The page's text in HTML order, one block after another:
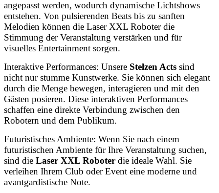
angepasst werden, wodurch dynamische Lichtshows
entstehen. Von pulsierenden Beats bis zu sanften
Melodien können die Laser XXL Roboter die
Stimmung der Veranstaltung verstärken und für
visuelles Entertainment sorgen.
Interaktive Performances: Unsere Stelzen Acts sind
nicht nur stumme Kunstwerke. Sie können sich elegant
durch die Menge bewegen, interagieren und mit den
Gästen posieren. Diese interaktiven Performances
schaffen eine direkte Verbindung zwischen den
Robotern und dem Publikum.
Futuristisches Ambiente: Wenn Sie nach einem
futuristischen Ambiente für Ihre Veranstaltung suchen,
sind die Laser XXL Roboter die ideale Wahl. Sie
verleihen Ihrem Club oder Event eine moderne und
avantgardistische Note.